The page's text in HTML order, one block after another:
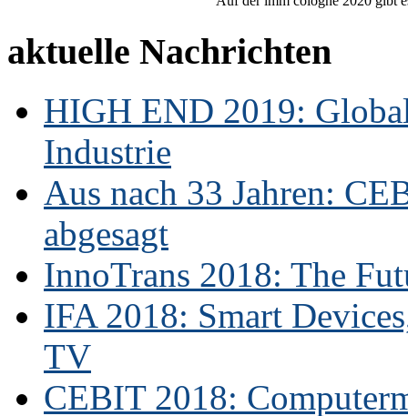
aktuelle Nachrichten
HIGH END 2019:
Industrie
Aus nach 33 Jahren:
abgesagt
InnoTrans 2018: The
IFA 2018: Smart
TV
CEBIT 2018: